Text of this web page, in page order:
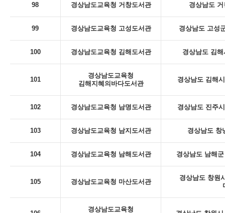
98 경상남도교육청 거창도서관 경상남도
99 경상남도교육청 고성도서관 경상남도 고성
100 경상남도교육청 김해도서관 경상남도 김
101
경상남도교육청
김해지혜의바다도서관
경상남도 김해
102 경상남도교육청 남명도서관 경상남도 진주
103 경상남도교육청 남지도서관 경상남도 창
104 경상남도교육청 남해도서관 경상남도 남해
105 경상남도교육청 마산도서관
경상남도 창원
경상남도교육청